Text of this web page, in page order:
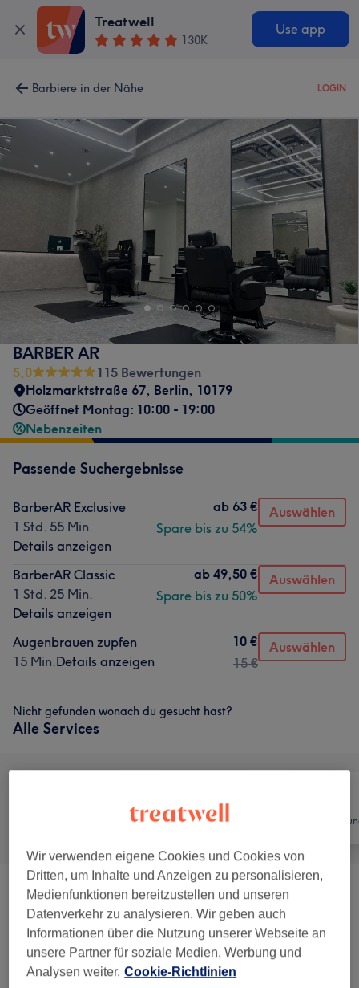
Treatwell
130K
Use app
Barbiere in der Nähe LOGIN
BARBER AR
5,0
115 Bewertungen
Holzmarktstraße 67, Berlin, 10179
Geöffnet Montag: 10:00 - 19:00
Nebenzeiten
Passende Suchergebnisse
BarberAR Exclusive
1 Std. 55 Min.
Details anzeigen
ab 63 €
Spare bis zu 54%
Auswählen
BarberAR Classic
1 Std. 25 Min.
Details anzeigen
ab 49,50 €
Spare bis zu 50%
Auswählen
Augenbrauen zupfen
15 Min.Details anzeigen
10 €
15 €
Auswählen
Nicht gefunden wonach du gesucht hast?
Alle Services
Friseur
Waxing (1) ab 10 €
Herren - Haarschnitte & Stylings (7) ab 18 €
Kinder - Haarschnitte & Stylings (1)
Wir verwenden eigene Cookies und Cookies von
Dritten, um Inhalte und Anzeigen zu personalisieren,
Medienfunktionen bereitzustellen und unseren
Datenverkehr zu analysieren. Wir geben auch
Informationen über die Nutzung unserer Webseite an
unsere Partner für soziale Medien, Werbung und
Analysen weiter. Cookie-Richtlinien